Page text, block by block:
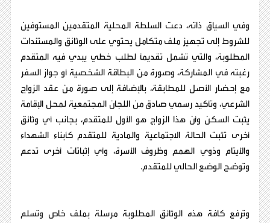
وفي السياق ذاته، دعت السلطة المحلية المتقدمين المستوفين
للشروط إلى تجهيز ملف متكامل يحتوي على الوثائق والمستندات
المطلوبة، والتي تشمل تقديماً لطلب خطي يبدي فيه المتقدم
رغبته في المشاركة، وصورة من البطاقة الشخصية أو جواز السفر
مع إحضار الأصل للمطابقة، بالإضافة إلى صورة من عقد الزواج
الشرعي، وتأكيد رسمي صادق من اللجان المجتمعية لمحل الإقامة
يثبت السكن وأن هذا الزواج هو الأول للمتقدم، بجانب أي وثائق
أخرى تثبت الحالة الاجتماعية والمادية للمتقدم كأبناء الشهداء
والأيتام وذوي الهمم وظروف الأسرة، وأي إثباتات أخرى تدعم
وتوضح الوضع الحالي للمتقدم.
وتُرفع كافة هذه الوثائق المطلوبة مرسلة بملف خاص وتسلم